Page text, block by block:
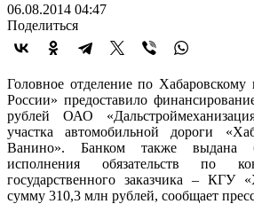
06.08.2014 04:47
Поделиться
Головное отделение по
России» предоставило
рублей ОАО
участка автомобильной дороги
Ванино». Банком также выдана
исполнения обязательств по
государственного заказчика – КГУ
сумму 310,3 млн рублей, сообщает